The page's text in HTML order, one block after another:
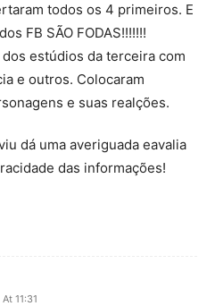
todos os 4 primeiros. E
FB SÃO FODAS!!!!!!!
estúdios da terceira com
e outros. Colocaram
e suas realções.
dá uma averiguada eavalia
das informações!
11:31